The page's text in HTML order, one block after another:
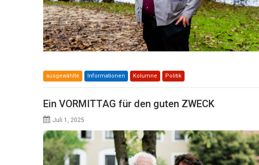
ausgewählte Informationen Kolumne Politik
Ein VORMITTAG für den guten ZWECK
Juli 1, 2025